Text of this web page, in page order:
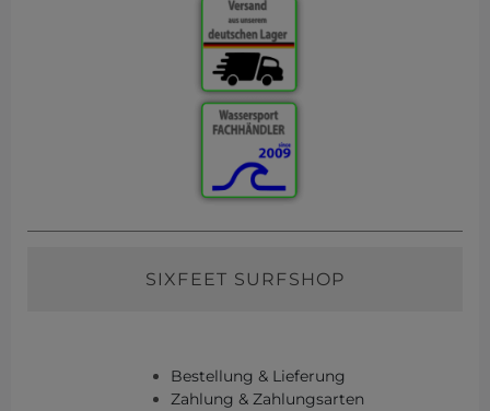
SIXFEET SURFSHOP
Bestellung & Lieferung
Zahlung & Zahlungsarten